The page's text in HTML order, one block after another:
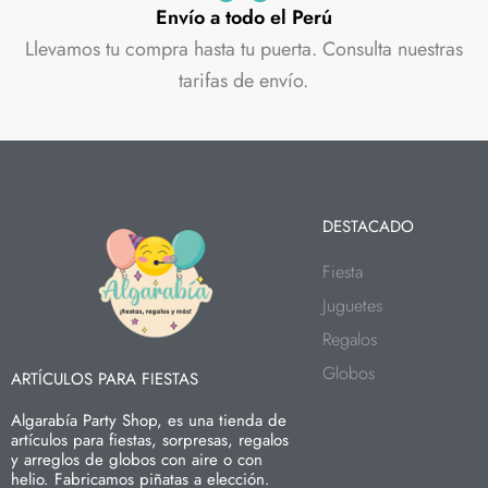
Envío a todo el Perú
Llevamos tu compra hasta tu puerta. Consulta nuestras
tarifas de envío.
ARTÍCULOS PARA FIESTAS
Algarabía Party Shop, es una tienda de
artículos para fiestas, sorpresas, regalos
y arreglos de globos con aire o con
helio. Fabricamos piñatas a elección.
DESTACADO
Fiesta
Juguetes
Regalos
Globos